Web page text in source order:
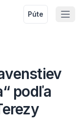
Púte
podľa